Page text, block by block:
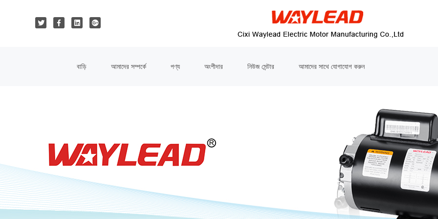
বাড়ি আমাদের সম্পর্কে পণ্য অংশীদার নিউজ সেন্টার আমাদের সাথে যোগাযোগ করুন